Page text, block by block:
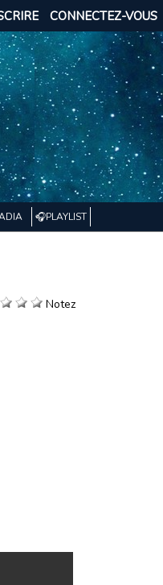
CONNECTEZ-VOUS
🎧PLAYLIST
Notez